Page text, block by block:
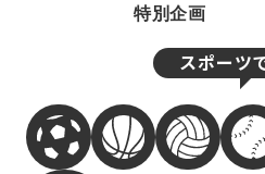
特別企画
スポーツ